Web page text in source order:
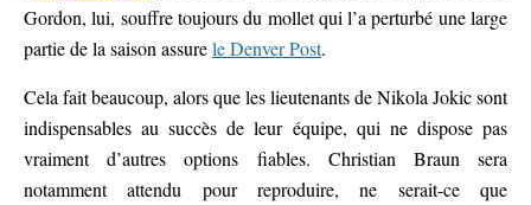
Gordon, lui, souffre toujours du mollet qui l’a perturbé une large
partie de la saison assurele Denver Post.
Cela fait beaucoup, alors que les lieutenants de Nikola Jokic sont
indispensables au succès de leur équipe, qui ne dispose pas
vraiment d’autres options fiables. Christian Braun sera
notamment attendu pour reproduire, ne serait-ce que